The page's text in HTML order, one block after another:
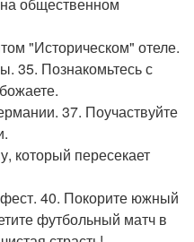
на общественном
"Историческом" отеле.
35. Познакомьтесь с
37. Поучаствуйте
который пересекает
40. Покорите южный
футбольный матч в